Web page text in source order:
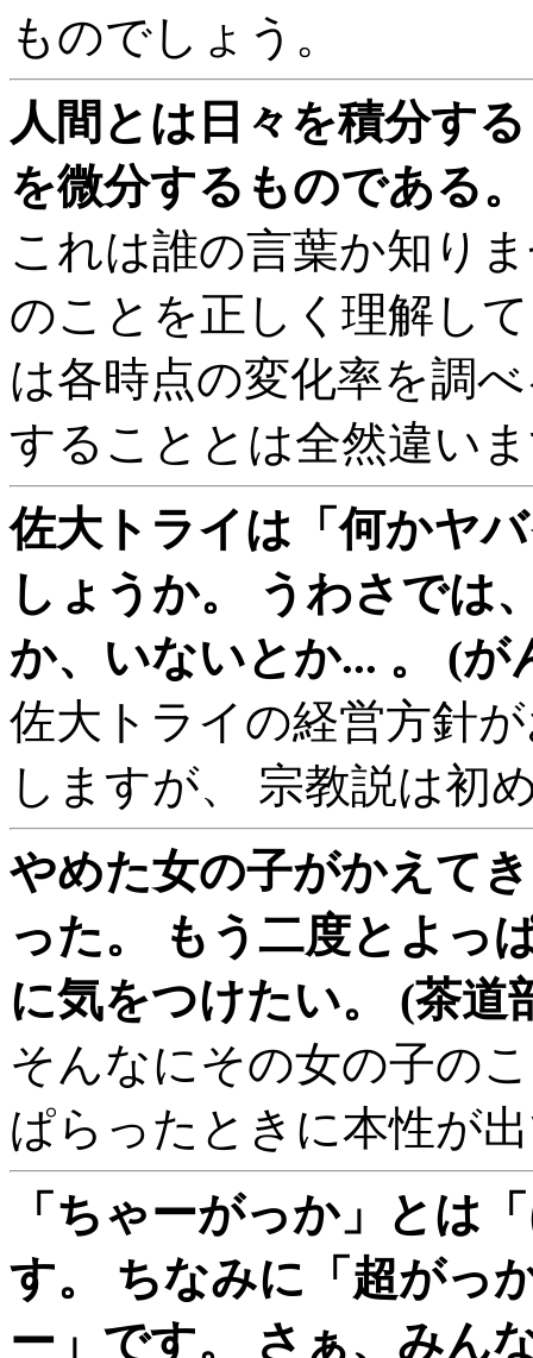
ものでしょう。
人間とは日々を積分す
を微分するものである
これは誰の言葉か知り
のことを正しく理解し
は各時点の変化率を調
することとは全然違い
佐大トライは「何かヤ
しょうか。 うわさでは
か、いないとか... 。 (が
佐大トライの経営方針
しますが、 宗教説は初
やめた女の子がかえて
った。 もう二度とよっ
に気をつけたい。 (茶道
そんなにその女の子の
ぱらったときに本性が
「ちゃーがっか」とは
す。 ちなみに「超がっ
ー」です。 さぁ、みん